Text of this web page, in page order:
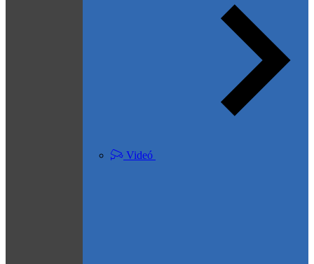
Videó